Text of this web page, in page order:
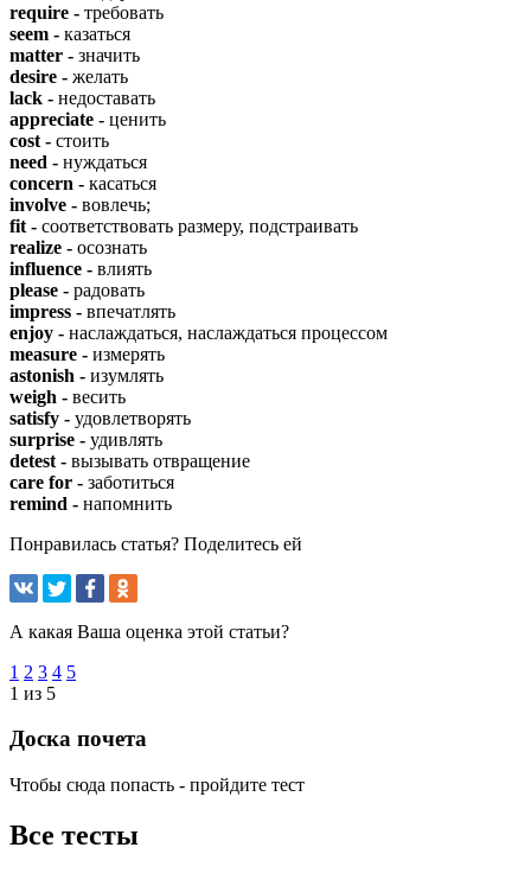
require - требовать
seem - казаться
matter - значить
desire - желать
lack - недоставать
appreciate - ценить
cost - стоить
need - нуждаться
concern - касаться
involve - вовлечь;
fit - соответствовать размеру, подстраивать
realize - осознать
influence - влиять
please - радовать
impress - впечатлять
enjoy - наслаждаться, наслаждаться процессом
measure - измерять
astonish - изумлять
weigh - весить
satisfy - удовлетворять
surprise - удивлять
detest - вызывать отвращение
care for - заботиться
remind - напомнить
Понравилась статья? Поделитесь ей
А какая Ваша оценка этой статьи?
1 2 3 4 5
1 из 5
Доска почета
Чтобы сюда попасть - пройдите тест
Все тесты